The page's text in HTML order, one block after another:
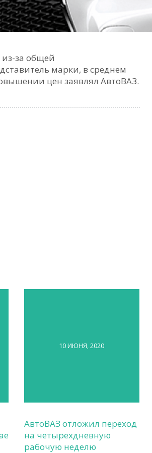
за общей
марки, в среднем
цен заявлял АвтоВАЗ.
10 ИЮНЯ, 2020
АвтоВАЗ отложил переход
на четырехдневную
рабочую неделю